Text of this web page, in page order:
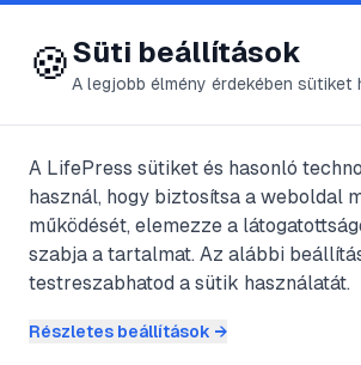
😍 LifePress
2017. október 12.·6perc
Hogy mondják
vegánul a
🍪Süti beállítások
A legjobb élmény érdekében sütiket
A LifePress sütiket és hasonló
használ, hogy biztosítsa a weboldal
működését, elemezze a
szabja a tartalmat. Az alábbi
testreszabhatod a sütik használatát.
Részletes beállítások →